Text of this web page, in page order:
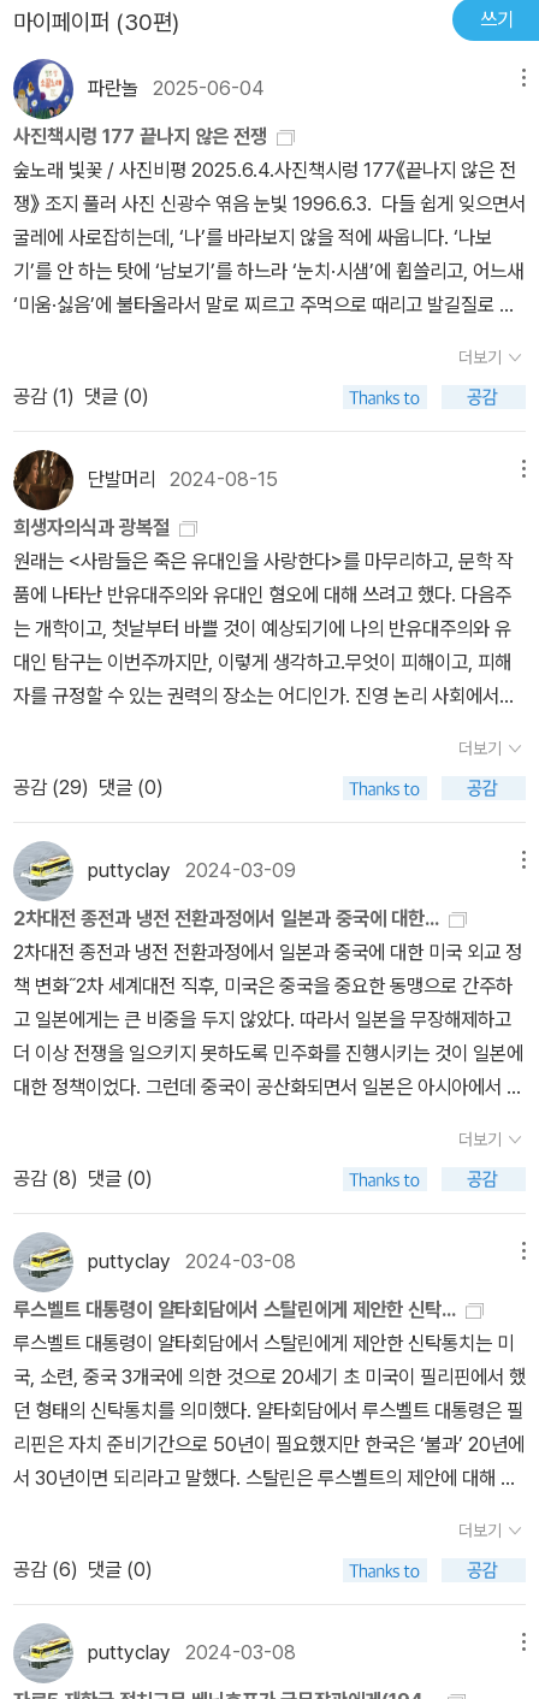
보다 개인의 야망이 우연성과 결부하여 필연성으로 나아갔다는 점이
며, 그 여파는 21세기의 대한민국을 여전히 옥죄고 있다.일각에서는
이승만을 건국의 아버지로 재평가하자는 논의를 제기하고 있지만, 이
승만은 건국의 아버지가 아니라, 올바른 건국을 망치고 민족과 국가
에 영영 씻어낼 수 없는 상처를 만든 장본인이라는 명약관화한 사실
은 결코 외면되거나 은폐할 수 없다.“이승만 정부의 북진통일론은 이
승만이 주장한 민족이 무엇을 의미하는지 잘 보여준다. 그가 주장한
민족은 보통 국민들로 구성된 민족은 아니었다. 만약 그랬다면, 민족
구성원들을 또다시 죽음으로 몰아넣는 북진통일론을 주장하지 말았
족을 구하려 했단 말인가? (P.297)저자는 분단과 분단극복 활동에
특별히 한 장을 할애하여 서술하고 있다. 저자의 좌우합작세력에 대
한 지지와 여운형의 실패에 대한 아쉬움은 무엇보다 그것의 성공이
분단의 조기 극복과 장차 다가올 거대한 전쟁을 미연에 방지하는 유
일한 해법이라는 인식에서이다. 하지만 역사는 주전파와 매파의 선명
성을 선호하며, 주화파와 비둘기파는 언제나 회색분자로 매도당하기
십상이다.“여운형은 통일국가가 수립되었을 때 가장 중요한 역할을
할 수 있었던 유일한 정치인이었다. 통일국가가 수립되었을 때 다양
한 정치세력들을 포괄하면서 미국과 소련의 합의를 끌어낼 인물이 그
말고는 없었다.” (P.107)“역사에는 결과론적으로만 평가해서는 풀리
지 않는 측면이 있다...분단국가가 수립되어서는 안 된다는 것이 국민
정서였다는 점을 고려한다면, 당시 좌우합작운동과 남북연석회의는
사회적인 공감대를 충실하게 반영한 것이었다.” (P.109)한국전쟁은
참전이 잇달아지면서 국제전으로 확전되었지만, 발발 최초에는 남과
북의 군대 간 힘겨루기였다. 미국과 소련의 정보 공개 이후 밝혀진 내
용에 따르면 김일성의 남침 요청에 스탈린은 매우 망설였다. 그러다
가 1949년 이후 정세 변화에 따라 개전해도 미국이 참전하지 않을
것이고, 단시일 내에 전쟁을 종결지을 수 있을 것으로 판단하여 전쟁
을 승인하였다.“전쟁 계획을 입안한 것은 북한이었다. 다만 개전 후
외부 세력이 개입할 경우 북한 단독으로 전쟁을 승리로 이끌기는 어
렵다는 것이 문제였다. 그래서 북한 지도부는 동분서주했다. 소련과
해야 합니다. 남조선과 미국이 정신을 차릴 틈을 주어서는 안 됩니다.
강력한 저항과 국제적 지원이 동원될 시간을 주지 말아야 합니다.”
(P.167)전쟁의 전개과정을 저자는 남과 북의 각각 실패과정으로 파
악한다. 북한은 당초 구상대로 조기에 남한을 통일하는데 실패하였
다. 그리고 미군은 간신히 낙동강방어선을 확보하고 인천상륙작전을
통해 북한국의 허리를 끊는데 성공했지만 완전히 제압하는데 실패하
였고 무분별한 북진으로 중공군의 참전과 뼈아픈 후퇴를 겪었다는 것
이다. 저자는 이렇게 말한다.“지금까지의 연구에서 한국전쟁의 전개
과정에 대한 서술은 대개 ‘성공’의 과정으로만 그려져 왔다...그러나
이제는 인식의 전환이 필요하다. 참혹한 이 전쟁은 앞에서 보았듯이
실패의 연속과정이었다. 그렇기에 어느 누구도 목적을 이루지 못했
해는 드러나지 않거나 공론화되지 않을 뿐이다. 최근에서야 노근리
는 민간인 피해와 세균전 의혹 등에 대해서도 언급하지만, 이는 개론
적 차원에 국한하고 있다. 다른 저자의 <전쟁과 사회>가 전자에 대한
소가 아니었음한다.그때 이름없이 죽어간 북쪽 군인들도 다 안타까운
마이페이퍼 (30편) 쓰기
파란놀 2025-06-04
사진책시렁 177 끝나지 않은 전쟁
숲노래 빛꽃 / 사진비평 2025.6.4.사진책시렁 177《끝나지 않은 전
쟁》 조지 풀러 사진 신광수 엮음 눈빛 1996.6.3. 다들 쉽게 잊으면서
굴레에 사로잡히는데, ‘나’를 바라보지 않을 적에 싸웁니다. ‘나보
기’를 안 하는 탓에 ‘남보기’를 하느라 ‘눈치·시샘’에 휩쓸리고, 어느새
‘미움·싫음’에 불타올라서 말로 찌르고 주먹으로 때리고 발길질로 걷
에 ‘나라’를 쳐다봅니다. 모든 ‘나라’는 서로 빼앗으려고 안간힘을 쓰
고 악에 받친 굴레입니다. 아름나라는 있을 턱이 없습니다. ‘나라’에는
나라지기라는 우두머리가 있으니, 이 우두머리는 “나라를 다스린
다”는 핑계일 뿐, “나라를 이룬 사람들을 휘어잡아서 길미를 챙긴
다”는 속뜻입니다. 《끝나지 않은 전쟁》은 잊힌 빛을 담은 잊힌 책입
니다. 한겨레가 ‘한누리’를 이루려 하지 않느라 ‘한나라’로 겨루는 사
이에 총칼부림이 서슬퍼런 피비린내로 번졌고, 이때에 먼나라 미국이
며 중국에서 싸움터에 끼어들었습니다. 곰곰이 보면, 서로 주먹다짐
인 마높(남북)도, 미국이며 중국도, 그냥 수수한 사람들입니다. 한마
을에서 산다면 그저 이웃일 사람들입니다. ‘나’와 ‘너’로 마주하면 ‘이
웃’이지만, ‘나라’로 금을 그으니 “쳐죽여야 할 몹쓸놈”으로 바뀝니다.
조지 풀러 님이 찰칵찰칵 남긴 그림에는 ‘사람’이 있습니다. 서로 싸워
야 할 까닭이 없고, 서로 남일 까닭이 없는, 서로 “다르면서 같은” 사
ㄹㄴ글 : 숲노래·파란놀(최종규). 낱말책을 쓴다. 《새로 쓰는 말밑 꾸
러미 사전》, 《미래세대를 위한 우리말과 문해력》, 《들꽃내음 따라 걷
다가 작은책집을 보았습니다》, 《우리말꽃》, 《쉬운 말이 평화》, 《곁
말》, 《책숲마실》, 《우리말 수수께끼 동시》, 《시골에서 살림 짓는 즐
거움》, 《이오덕 마음 읽기》을 썼다. blog.naver.com/hbooklove
더보기
공감 (1) 댓글 (0)
단발머리 2024-08-15
희생자의식과 광복절
원래는 <사람들은 죽은 유대인을 사랑한다>를 마무리하고, 문학 작
품에 나타난 반유대주의와 유대인 혐오에 대해 쓰려고 했다. 다음주
는 개학이고, 첫날부터 바쁠 것이 예상되기에 나의 반유대주의와 유
대인 탐구는 이번주까지만, 이렇게 생각하고.무엇이 피해이고, 피해
자를 규정할 수 있는 권력의 장소는 어디인가. 진영 논리 사회에서는
다. 가해 피해는 팩트가 아니라 경합의 과정이지만, 경합의조건-다양
한 목소리-이 없다는 의미다. 타인을 타자로 만드는 이들은 '우리는
억울하다. 우리는 당신들을 차별하지 않았다. 오히려 존중했다(봐줬
다)'고 반발한다. (해설, 357쪽)피해자성과 피해자 정치에 대한 논의
를 이어가기에 오늘은 적당하지 않은 날이다. 나는, 인도의 피식민지
배 경험과 우리의 그것이 여러 측면에서 구별된다고 생각하는데, 그
생각을 정교화하기에도 오늘은 적당한 날이 아닌 것 같다. 이에 대한
연구와 숙고가 지식인, 그들의 몫이라고 생각한다. 한 걸음 앞서서 나
아간다는 건 그런 것일테다. 사람들은 비난할 수도, 비판할 수도 있고,
결정적으로는 그들의 주장을 이해할 수 없을 수도 있으나, 그건 그대
로 두어야 할 일이고, 그들은 그들 나름대로 책으로, 문장으로, 논리로
그 일을 이뤄가면 될 것이다. 제79주년 광복절을 맞았다. 강제노동에
대해 명확히 하기 위해 전시시설에 '강제'라는 표현을 명시적으로 담
아들였고, 사도광산 세계유산 등재에 동의했다. 외교부 장관이 말하
는 국익이 도대체 어떤 나라의 국익인지를 가늠하지 못하겠는 나는,
한쪽 자리가 텅빈 광복절 행사에서 대통령이 뭐라 할지 궁금해지려고
한다. 미역국을 끓이면서 기다려보자.
더보기
공감 (29) 댓글 (0)
puttyclay 2024-03-09
2차대전 종전과 냉전 전환과정에서 일본과 중국에 대한...
2차대전 종전과 냉전 전환과정에서 일본과 중국에 대한 미국 외교 정
책 변화˝2차 세계대전 직후, 미국은 중국을 중요한 동맹으로 간주하
고 일본에게는 큰 비중을 두지 않았다. 따라서 일본을 무장해제하고
더 이상 전쟁을 일으키지 못하도록 민주화를 진행시키는 것이 일본에
대한 정책이었다. 그런데 중국이 공산화되면서 일본은 아시아에서 공
이 아시아에서 유일하게 군사력과 선진산업을 보유한 국가였기 때문
이다.˝ - <한국전쟁>, 박태균 지음 - 밀리의 서재https://millie.pag
e.link/Rpb4UrLJ6Hg2RPGd9
더보기
공감 (8) 댓글 (0)
puttyclay 2024-03-08
루스벨트 대통령이 얄타회담에서 스탈린에게 제안한 신탁...
루스벨트 대통령이 얄타회담에서 스탈린에게 제안한 신탁통치는 미
국, 소련, 중국 3개국에 의한 것으로 20세기 초 미국이 필리핀에서 했
던 형태의 신탁통치를 의미했다. 얄타회담에서 루스벨트 대통령은 필
리핀은 자치 준비기간으로 50년이 필요했지만 한국은 ‘불과’ 20년에
서 30년이면 되리라고 말했다. 스탈린은 루스벨트의 제안에 대해 신
음 - 밀리의 서재https://millie.page.link/D9i7mTUiBxQAKvJy8
더보기
공감 (6) 댓글 (0)
puttyclay 2024-03-08